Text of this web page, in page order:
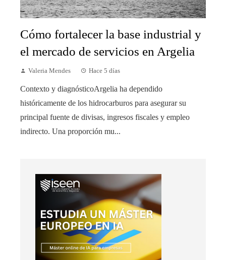
Cómo fortalecer la base industrial y
el mercado de servicios en Argelia
Valeria Mendes Hace 5 días
Contexto y diagnósticoArgelia ha dependido
históricamente de los hidrocarburos para asegurar su
principal fuente de divisas, ingresos fiscales y empleo
indirecto. Una proporción mu...